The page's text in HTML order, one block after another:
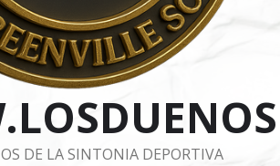
DE LA SINTONIA DEPORTIVA